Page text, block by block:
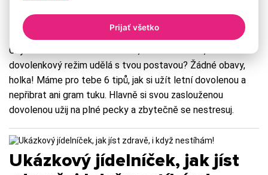
Strava a chudnutie
Chystáš se letos na dovolenou, ale máš strach, co
dovolenkový režim udělá s tvou postavou? Žádné obavy,
holka! Máme pro tebe 6 tipů, jak si užít letní dovolenou a
nepřibrat ani gram tuku. Hlavně si svou zaslouženou
dovolenou užij na plné pecky a zbytečně se nestresuj.
Ukázkový jídelníček, jak jíst
Prijať všetko